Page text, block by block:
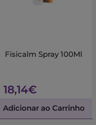
Fisicalm Spray 100Ml
18,14€
Adicionar ao Carrinho